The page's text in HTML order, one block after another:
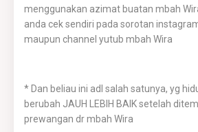
menggunakan azimat buatan mbah
anda cek sendiri pada sorotan
maupun channel yutub mbah Wira
* Dan beliau ini adl salah satunya, yg
berubah JAUH LEBIH BAIK setelah
prewangan dr mbah Wira